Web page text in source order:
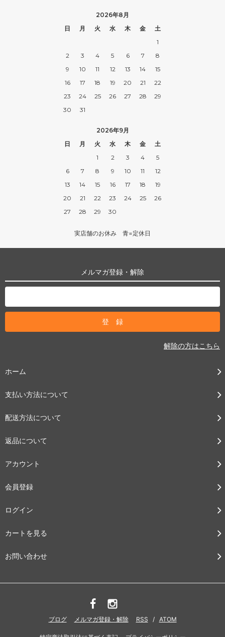
2026年8月
日
月 火 水 木 金
土
1
2
3 4 5 6 7
8
9
10 11 12 13 14
15
16
17 18 19 20 21
22
23
24 25 26 27 28
29
30
31
2026年9月
日
月 火 水 木 金
土
1
2 3 4
5
6
7 8 9 10 11
12
13
14 15 16 17 18
19
20
21 22 23 24 25
26
27
28 29 30
実店舗のお休み 青=定休日
メルマガ登録・解除
解除の方はこちら
ホーム
支払い方法について
配送方法について
返品について
アカウント
会員登録
ログイン
カートを見る
お問い合わせ
ブログ メルマガ登録・解除 RSS / ATOM